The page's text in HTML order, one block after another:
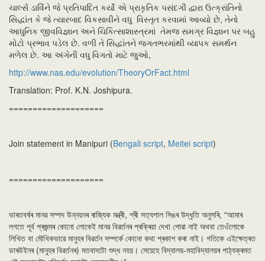
ચાર્લ્સ ડાર્વિને જે પ્રતિપાદિત કર્યો એ પ્રાકૃતિક પસંદગી દ્વારા ઉત્ક્રાંતિનો
સિદ્ધાંત કે જે ત્યારબાદ વિકસાવીને વધુ વિસ્તૃત કરવામાં આવ્યો છે, તેનો
આધુનિક જીવવિજ્ઞાન અને ચિકિત્સાશાસ્ત્રમાં તેમજ સમગ્ર વિજ્ઞાન પર બહુ
મોટો પ્રભાવ પડેલ છે. વળી તે સિદ્ધાંતને જગતભરમાંથી વ્યાપક સમર્થન
મળેલ છે. આ અંગેની વધુ વિગતો માટે જુઓ,
http://www.nas.edu/evolution/TheoryOrFact.html
Translation: Prof. K.N. Joshipura.
====================
Join statement in Manipuri (Bengali script, Meitei script)
====================
ভাৰতবৰ্ষৰ মানৱ সম্পদ উন্নয়নৰ ৰাজ্যিক মন্ত্ৰী, শ্ৰী সত্যপাল সিঙৰ উদ্ধৃতি অনুসৰি, “আমাৰ
লগতে পূৰ্ব প্ৰজন্মৰ কোনো লোকেই মানৱ বিৱৰ্তনৰ প্ৰক্ৰিয়া দেখা পোৱা নাই অথবা তেওঁলোকে
লিখিত বা মৌখিকভাৱে মানুহৰ বিৱৰ্তন সম্পৰ্কে কোনো কথা প্ৰকাশ কৰা নাই। গতিকে এইক্ষেত্ৰত
ডাৰউইনৰ (মানুহৰ বিৱৰ্তনৰ) মতবাদটো শুদ্ধ নহয়। সেয়েহে বিদ্যালয়-মহাবিদ্যালয়ৰ পাঠ্যক্ৰমত